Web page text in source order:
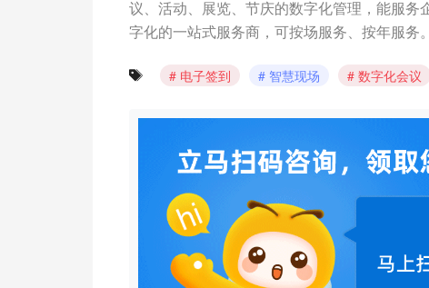
议、活动、展览、节庆的数字化管理，能服务
字化的一站式服务商，可按场服务、按年服务。
电子签到 智慧现场 数字化会议